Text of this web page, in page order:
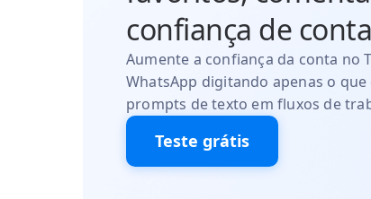
confiança de
Aumente a confiança da conta no
WhatsApp digitando apenas o
prompts de texto em fluxos de
Teste grátis